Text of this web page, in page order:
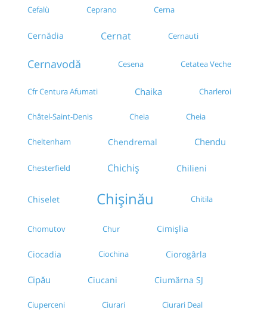
Cefalù Ceprano Cerna
Cernădia Cernat Cernauti
Cernavodă Cesena Cetatea Veche
Cfr Centura Afumati Chaika Charleroi
Châtel-Saint-Denis Cheia Cheia
Cheltenham Chendremal Chendu
Chesterfield Chichiș Chilieni
Chiselet Chișinău Chitila
Chomutov Chur Cimișlia
Ciocadia Ciochina Ciorogârla
Cipău Ciucani Ciumărna SJ
Ciuperceni Ciurari Ciurari Deal